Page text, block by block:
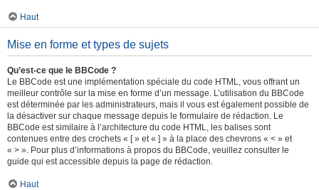
Haut
Mise en forme et types de sujets
Qu’est-ce que le BBCode ?
Le BBCode est une implémentation spéciale du code HTML, vous offrant un
meilleur contrôle sur la mise en forme d’un message. L’utilisation du BBCode
est déterminée par les administrateurs, mais il vous est également possible de
la désactiver sur chaque message depuis le formulaire de rédaction. Le
BBCode est similaire à l’architecture du code HTML, les balises sont
contenues entre des crochets « [ » et « ] » à la place des chevrons « < » et
« > ». Pour plus d’informations à propos du BBCode, veuillez consulter le
guide qui est accessible depuis la page de rédaction.
Haut